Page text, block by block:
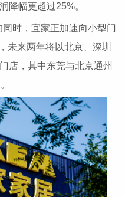
降幅更超过25%。
时，宜家正加速向小型门
未来两年将以北京、深圳
店，其中东莞与北京通州